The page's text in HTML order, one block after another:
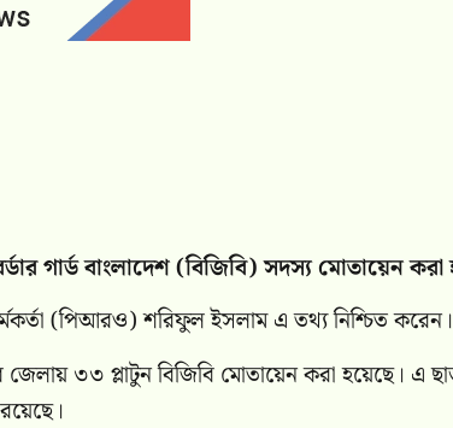
গার্ড বাংলাদেশ (বিজিবি) সদস্য মোতায়েন
(পিআরও) শরিফুল ইসলাম এ তথ্য নিশ্চিত করেন।
৩৩ প্লাটুন বিজিবি মোতায়েন করা হয়েছে। এ